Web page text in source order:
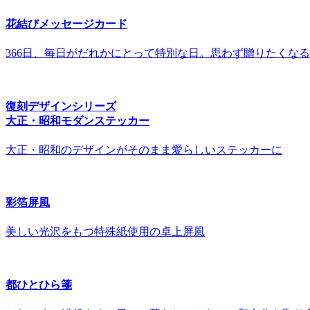
花結びメッセージカード
366日、毎日がだれかにとって特別な日。思わず贈りたくな
復刻デザインシリーズ
大正・昭和モダンステッカー
大正・昭和のデザインがそのまま愛らしいステッカーに
彩箔屏風
美しい光沢をもつ特殊紙使用の卓上屏風
都ひとひら箋